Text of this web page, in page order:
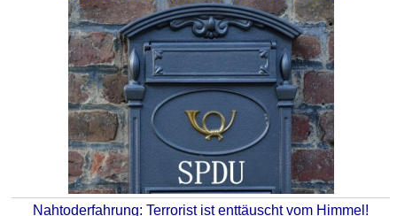
Nahtoderfahrung: Terrorist ist enttäuscht vom Himmel!